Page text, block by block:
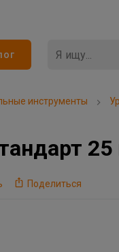
инструменты
Поделиться